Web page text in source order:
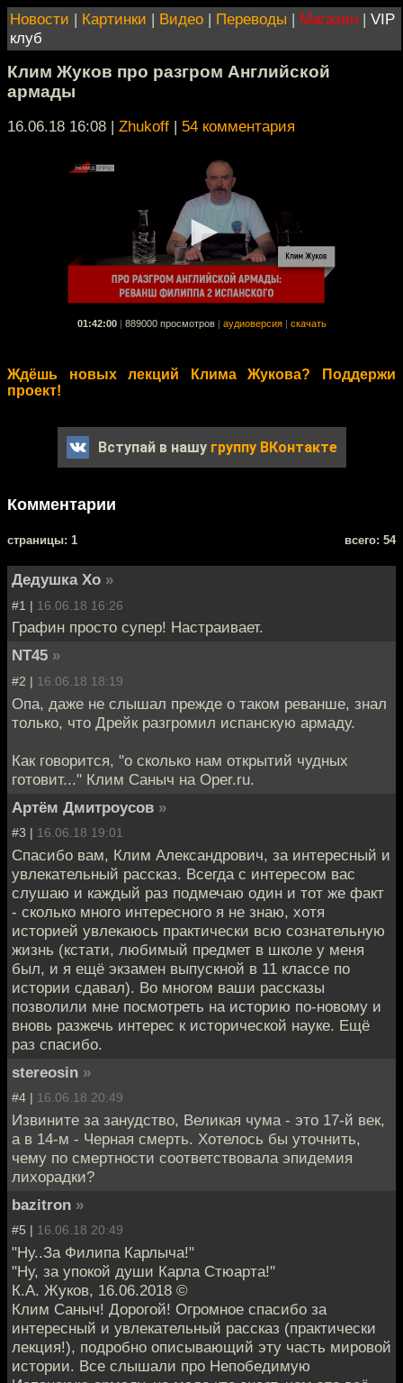
Новости | Картинки | Видео | Переводы | Магазин | VIP
клуб
Клим Жуков про разгром Английской
армады
16.06.18 16:08 | Zhukoff | 54 комментария
01:42:00 889000 просмотров аудиоверсия скачать
Ждёшь новых лекций Клима Жукова? Поддержи
проект!
Вступай в нашу группу ВКонтакте
Комментарии
cтраницы: 1 всего: 54
Дедушка Хо »
#1 | 16.06.18 16:26
Графин просто супер! Настраивает.
NT45 »
#2 | 16.06.18 18:19
Опа, даже не слышал прежде о таком реванше, знал
только, что Дрейк разгромил испанскую армаду.
Как говорится, "о сколько нам открытий чудных
готовит..." Клим Саныч на Oper.ru.
Артём Дмитроусов »
#3 | 16.06.18 19:01
Спасибо вам, Клим Александрович, за интересный и
увлекательный рассказ. Всегда с интересом вас
слушаю и каждый раз подмечаю один и тот же факт
- сколько много интересного я не знаю, хотя
историей увлекаюсь практически всю сознательную
жизнь (кстати, любимый предмет в школе у меня
был, и я ещё экзамен выпускной в 11 классе по
истории сдавал). Во многом ваши рассказы
позволили мне посмотреть на историю по-новому и
вновь разжечь интерес к исторической науке. Ещё
раз спасибо.
stereosin »
#4 | 16.06.18 20:49
Извините за занудство, Великая чума - это 17-й век,
а в 14-м - Черная смерть. Хотелось бы уточнить,
чему по смертности соответствовала эпидемия
лихорадки?
bazitron »
#5 | 16.06.18 20:49
"Ну..За Филипа Карлыча!"
"Ну, за упокой души Карла Стюарта!"
К.А. Жуков, 16.06.2018 ©
Клим Саныч! Дорогой! Огромное спасибо за
интересный и увлекательный рассказ (практически
лекция!), подробно описывающий эту часть мировой
истории. Все слышали про Непобедимую